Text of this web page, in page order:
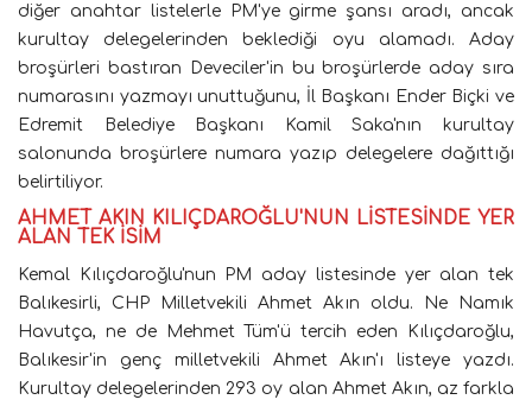
diğer anahtar listelerle PM'ye girme şansı aradı, ancak
kurultay delegelerinden beklediği oyu alamadı. Aday
broşürleri bastıran Deveciler'in bu broşürlerde aday sıra
numarasını yazmayı unuttuğunu, İl Başkanı Ender Biçki ve
Edremit Belediye Başkanı Kamil Saka'nın kurultay
salonunda broşürlere numara yazıp delegelere dağıttığı
belirtiliyor.
AHMET AKIN KILIÇDAROĞLU'NUN LİSTESİNDE YER
ALAN TEK İSİM
Kemal Kılıçdaroğlu'nun PM aday listesinde yer alan tek
Balıkesirli, CHP Milletvekili Ahmet Akın oldu. Ne Namık
Havutça, ne de Mehmet Tüm'ü tercih eden Kılıçdaroğlu,
Balıkesir'in genç milletvekili Ahmet Akın'ı listeye yazdı.
Kurultay delegelerinden 293 oy alan Ahmet Akın, az farkla